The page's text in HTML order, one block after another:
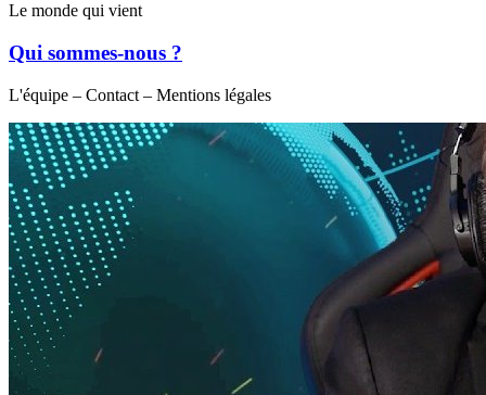
Le monde qui vient
Qui sommes-nous ?
L'équipe – Contact – Mentions légales